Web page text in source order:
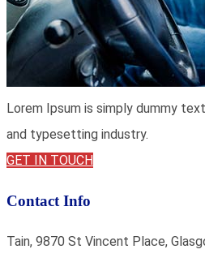
Lorem Ipsum is simply dummy
and typesetting industry.
GET IN TOUCH
Contact Info
Tain, 9870 St Vincent Place,